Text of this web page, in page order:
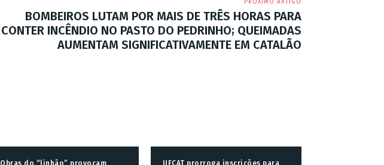
PRÓXIMO ARTIGO
BOMBEIROS LUTAM POR MAIS DE TRÊS HORAS PARA
CONTER INCÊNDIO NO PASTO DO PEDRINHO; QUEIMADAS
AUMENTAM SIGNIFICATIVAMENTE EM CATALÃO
Obras do “linhão” provocam UFCAT prorroga inscrições para